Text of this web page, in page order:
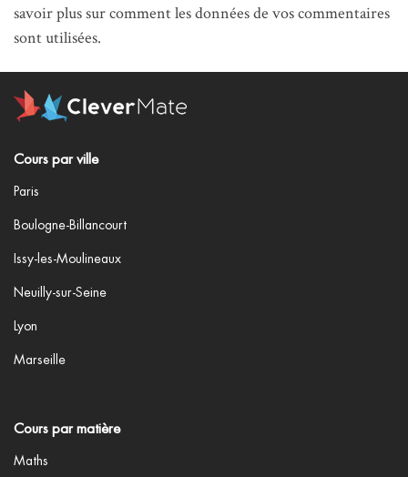
savoir plus sur comment les données de vos commentaires
sont utilisées.
Cours par ville
Paris
Boulogne-Billancourt
Issy-les-Moulineaux
Neuilly-sur-Seine
Lyon
Marseille
Cours par matière
Maths